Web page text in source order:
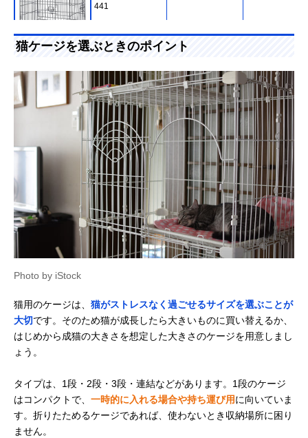
Amazonで見る
441
Amazonで見る
ペティオ(Petio)
necoco 仔猫から
のしつけにもぴっ
たりな キャットル
ームサークル
出入りが自由な、
ねこドア付き
約幅71×奥行
高さ101cm
Amazonで見る
マルカン キティケ
ージ 1400 CT-325
部屋が汚れにくい
深型トレイ
幅69×奥行56×高
さ142.5cm（キ
スター取付け時
Amazonで見る
ター取付け時）
Amazonで見る
ボンビアルコン
(Bonbi) サークル
子猫にぴったりの
コンパクトサイズ
幅67×奥行
さ74.4cm
Amazonで見る
アイリスオーヤマ
(IRIS OHYAMA) 隠
ドケージ スリム
猫の好奇心をくす
ぐる隠れ家付き
約幅58×奥行
高さ153cm（扉
猫ケージを選ぶときのポイント
Photo by iStock
猫用のケージは、 猫がストレスなく過ごせるサイズを選ぶことが
大切です。そのため猫が成長したら大きいものに買い替えるか、
はじめから成猫の大きさを想定した大きさのケージを用意しまし
ょう。
タイプは、1段・2段・3段・連結などがあります。1段のケージ
はコンパクトで、 一時的に入れる場合や持ち運び用に向いていま
す。折りたためるケージであれば、使わないとき収納場所に困り
ません。